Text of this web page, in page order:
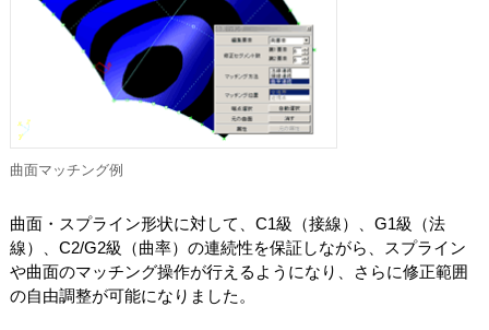
曲面マッチング例
曲面・スプライン形状に対して、C1級（接線）、G1級（法
線）、C2/G2級（曲率）の連続性を保証しながら、スプライン
や曲面のマッチング操作が行えるようになり、さらに修正範囲
の自由調整が可能になりました。